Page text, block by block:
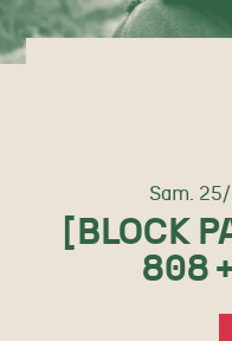
samedi
Sam. 25/
[BLOCK
808